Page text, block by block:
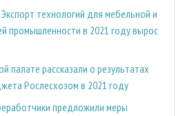
технологий для мебельной и
промышленности в 2021 году вырос
палате рассказали о результатах
Рослесхозом в 2021 году
предложили меры